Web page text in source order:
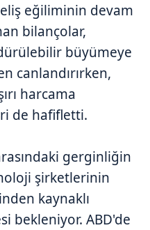
eğiliminin devam
bilançolar,
büyümeye
canlandırırken,
harcama
de hafifletti.
gerginliğin
şirketlerinin
kaynaklı
bekleniyor. ABD'de